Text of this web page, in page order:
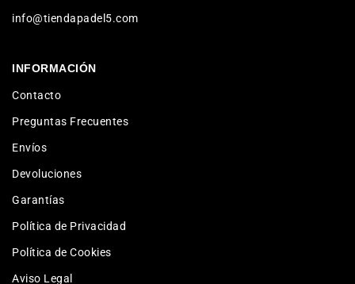
info@tiendapadel5.com
INFORMACIÓN
Contacto
Preguntas Frecuentes
Envíos
Devoluciones
Garantías
Política de Privacidad
Política de Cookies
Aviso Legal